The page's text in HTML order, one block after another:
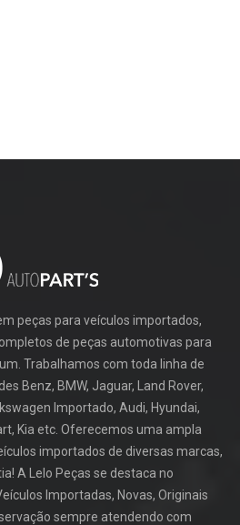
peças para veículos importados,
de peças automotivas para
Trabalhamos com toda linha de
Benz, BMW, Jaguar, Land Rover,
Importado, Audi, Hyundai,
Kia etc. Oferecemos uma ampla
importados de diversas marcas,
A Lelo Peças se destaca no
Importadas, Novas, Originais
sempre atendendo com